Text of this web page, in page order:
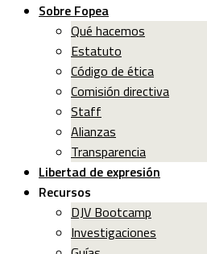
Sobre Fopea
Qué hacemos
Estatuto
Código de ética
Comisión directiva
Staff
Alianzas
Transparencia
Libertad de expresión
Recursos
DJV Bootcamp
Investigaciones